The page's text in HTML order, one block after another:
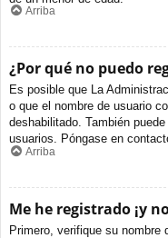
Arriba
¿Por qué no puedo
Es posible que La
o que el nombre de usuario
deshabilitado. También
usuarios. Póngase en
Arriba
Me he registrado ¡y
Primero, verifique su